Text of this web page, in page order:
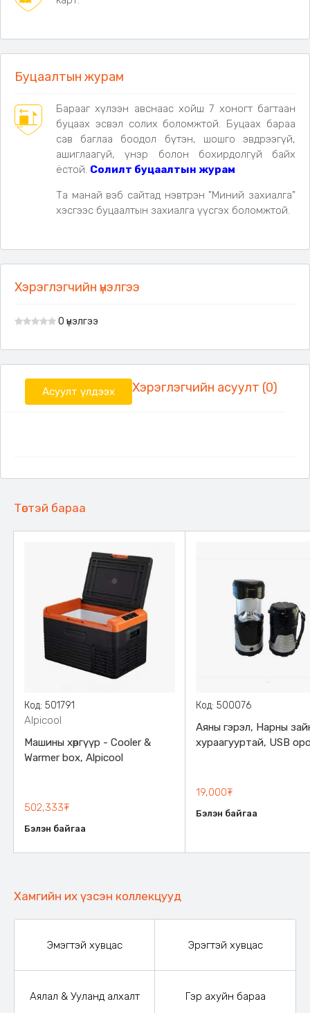
✔ Уян хоолой (шланк) ×1
✔ S хэлбэрийн өлгүүр дэгээ ×1
✔ 4 төрлийн тохируулгатай холбогч толгой ×1
✔ Хэрэглэх заавар ×1
Буцаалтын журам
Барааг хүлээн авснаас хойш 7 хоногт багтаан
буцаах эсвэл солих боломжтой. Буцаах бараа
сав баглаа боодол бүтэн, шошго эвдрээгүй,
ашиглаагүй, үнэр болон бохирдолгүй байх
ёстой. Солилт буцаалтын журам
Та манай вэб сайтад нэвтрэн "Миний захиалга"
хэсгээс буцаалтын захиалга үүсгэх боломжтой.
Хэрэглэгчийн үнэлгээ
0 үнэлгээ
Хэрэглэгчийн асуулт (0)
Асуулт үлдээх
Төстэй бараа
Код: 501791
Alpicool
Машины хөргүүр - Cooler &
Warmer box, Alpicool
502,333₮
Бэлэн байгаа
Код: 500076
Аяны гэрэл, Нарны
хураагууртай, USB
19,000₮
Бэлэн байгаа
Хамгийн их үзсэн коллекцууд
Эмэгтэй хувцас Эрэгтэй хувцас
Аялал & Ууланд алхалт Гэр ахуйн бараа